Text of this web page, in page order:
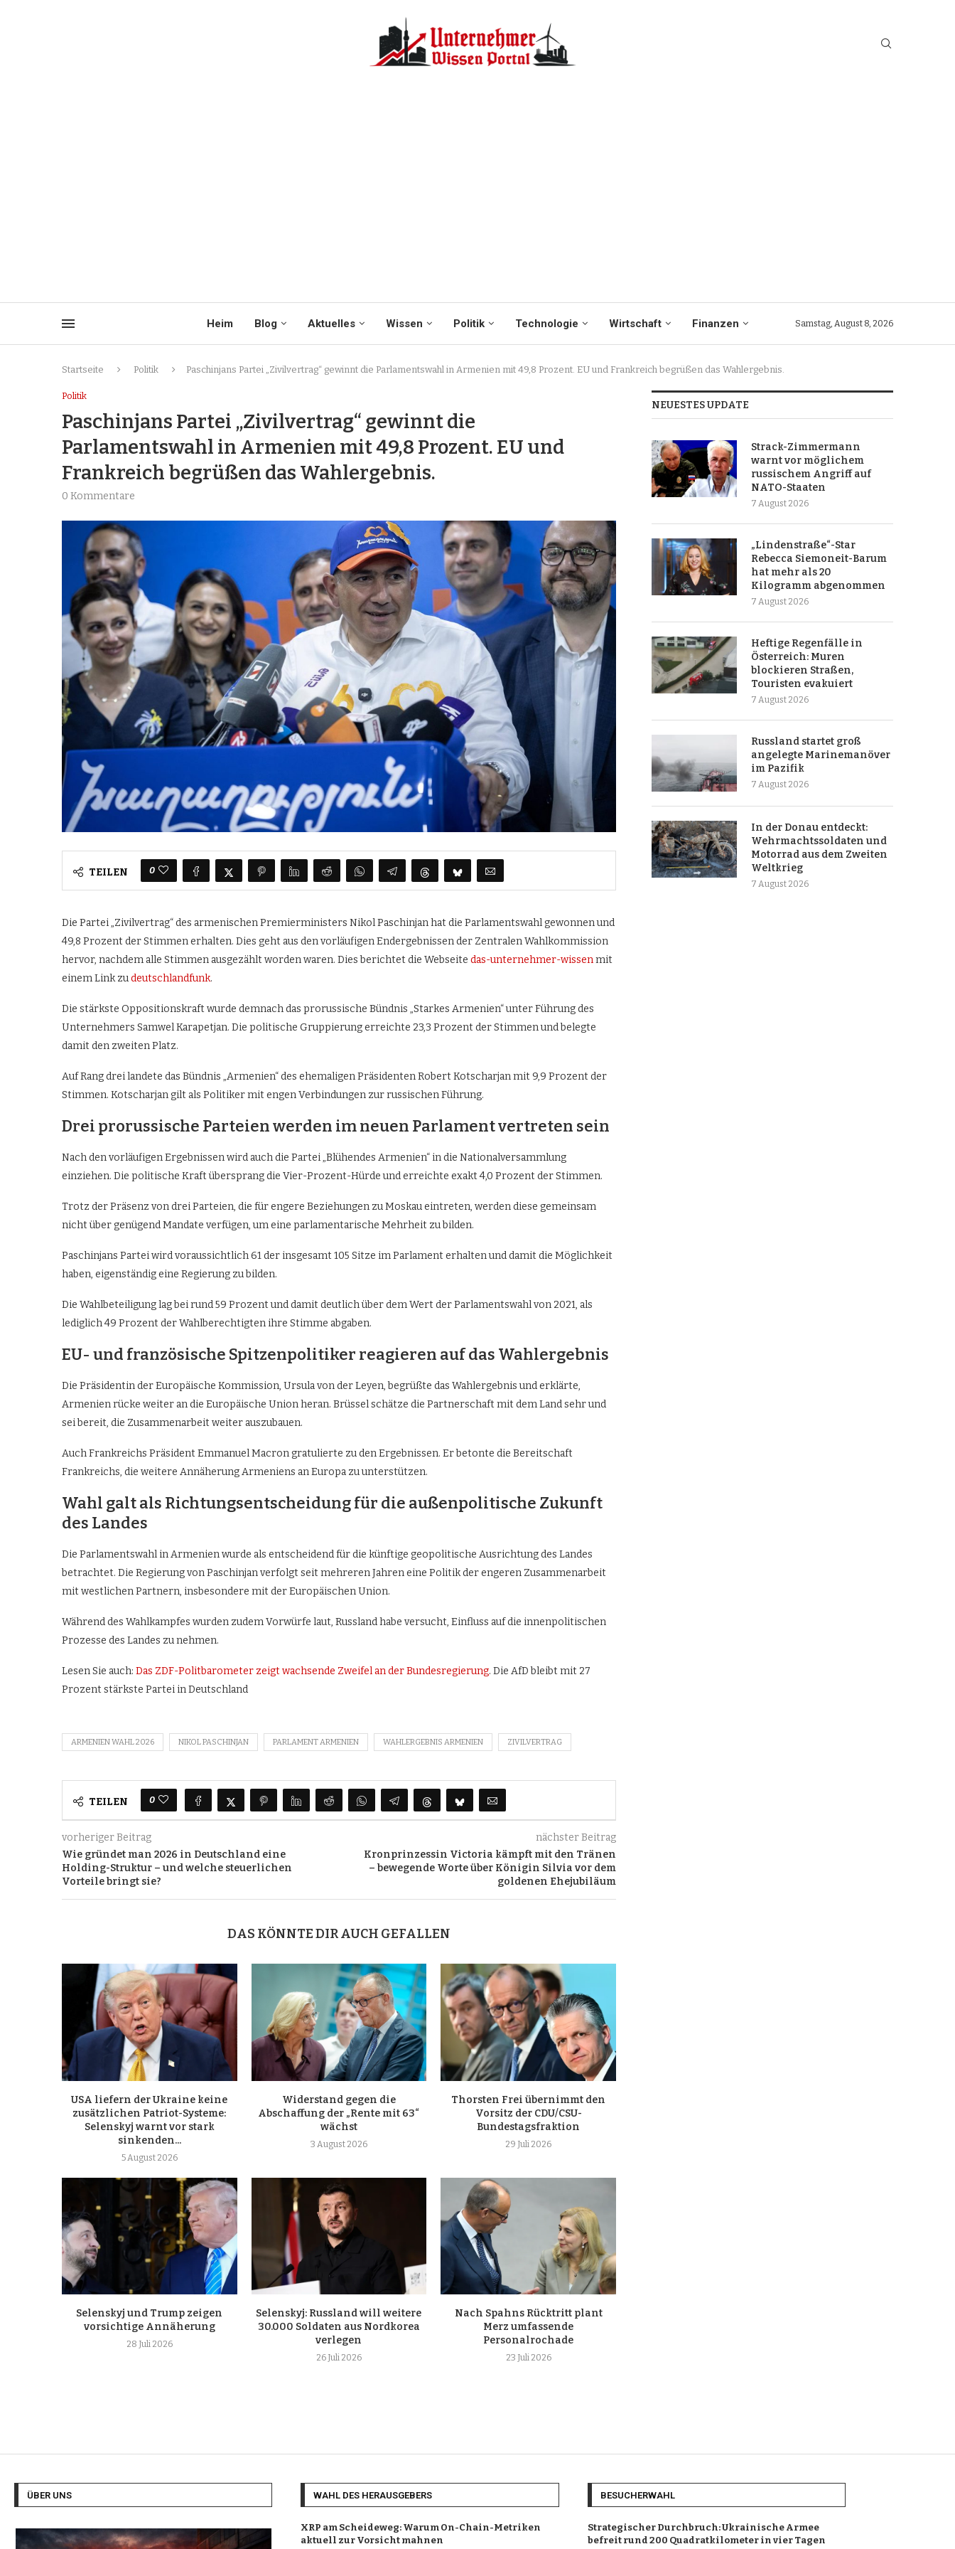
Heim Blog Aktuelles Wissen Politik Technologie Wirtschaft Finanzen Samstag, August 8, 2026
Startseite Politik Paschinjans Partei „Zivilvertrag“ gewinnt die Parlamentswahl in Armenien mit 49,8 Prozent. EU und Frankreich begrüßen das Wahlergebnis.
Politik
Paschinjans Partei „Zivilvertrag“ gewinnt die
Parlamentswahl in Armenien mit 49,8 Prozent. EU und
Frankreich begrüßen das Wahlergebnis.
0 Kommentare
TEILEN 0
Die Partei „Zivilvertrag“ des armenischen Premierministers Nikol Paschinjan hat die Parlamentswahl gewonnen und
49,8 Prozent der Stimmen erhalten. Dies geht aus den vorläufigen Endergebnissen der Zentralen Wahlkommission
hervor, nachdem alle Stimmen ausgezählt worden waren. Dies berichtet die Webseite das-unternehmer-wissenmit
einem Link zudeutschlandfunk.
Die stärkste Oppositionskraft wurde demnach das prorussische Bündnis „Starkes Armenien“ unter Führung des
Unternehmers Samwel Karapetjan. Die politische Gruppierung erreichte 23,3 Prozent der Stimmen und belegte
damit den zweiten Platz.
Auf Rang drei landete das Bündnis „Armenien“ des ehemaligen Präsidenten Robert Kotscharjan mit 9,9 Prozent der
Stimmen. Kotscharjan gilt als Politiker mit engen Verbindungen zur russischen Führung.
Drei prorussische Parteien werden im neuen Parlament vertreten sein
Nach den vorläufigen Ergebnissen wird auch die Partei „Blühendes Armenien“ in die Nationalversammlung
einziehen. Die politische Kraft übersprang die Vier-Prozent-Hürde und erreichte exakt 4,0 Prozent der Stimmen.
Trotz der Präsenz von drei Parteien, die für engere Beziehungen zu Moskau eintreten, werden diese gemeinsam
nicht über genügend Mandate verfügen, um eine parlamentarische Mehrheit zu bilden.
Paschinjans Partei wird voraussichtlich 61 der insgesamt 105 Sitze im Parlament erhalten und damit die Möglichkeit
haben, eigenständig eine Regierung zu bilden.
Die Wahlbeteiligung lag bei rund 59 Prozent und damit deutlich über dem Wert der Parlamentswahl von 2021, als
lediglich 49 Prozent der Wahlberechtigten ihre Stimme abgaben.
EU- und französische Spitzenpolitiker reagieren auf das Wahlergebnis
Die Präsidentin der Europäische Kommission, Ursula von der Leyen, begrüßte das Wahlergebnis und erklärte,
Armenien rücke weiter an die Europäische Union heran. Brüssel schätze die Partnerschaft mit dem Land sehr und
sei bereit, die Zusammenarbeit weiter auszubauen.
Auch Frankreichs Präsident Emmanuel Macron gratulierte zu den Ergebnissen. Er betonte die Bereitschaft
Frankreichs, die weitere Annäherung Armeniens an Europa zu unterstützen.
Wahl galt als Richtungsentscheidung für die außenpolitische Zukunft
des Landes
Die Parlamentswahl in Armenien wurde als entscheidend für die künftige geopolitische Ausrichtung des Landes
betrachtet. Die Regierung von Paschinjan verfolgt seit mehreren Jahren eine Politik der engeren Zusammenarbeit
mit westlichen Partnern, insbesondere mit der Europäischen Union.
Während des Wahlkampfes wurden zudem Vorwürfe laut, Russland habe versucht, Einfluss auf die innenpolitischen
Prozesse des Landes zu nehmen.
Lesen Sie auch: Das ZDF-Politbarometer zeigt wachsende Zweifel an der Bundesregierung. Die AfD bleibt mit 27
Prozent stärkste Partei in Deutschland
ARMENIEN WAHL 2026 NIKOL PASCHINJAN PARLAMENT ARMENIEN WAHLERGEBNIS ARMENIEN ZIVILVERTRAG
TEILEN 0
vorheriger Beitrag
Wie gründet man 2026 in Deutschland eine
Holding-Struktur – und welche steuerlichen
Vorteile bringt sie?
nächster Beitrag
Kronprinzessin Victoria kämpft mit den Tränen
– bewegende Worte über Königin Silvia vor dem
goldenen Ehejubiläum
DAS KÖNNTE DIR AUCH GEFALLEN
USA liefern der Ukraine keine
zusätzlichen Patriot-Systeme:
Selenskyj warnt vor stark
sinkenden...
5 August 2026
Widerstand gegen die
Abschaffung der „Rente mit 63“
wächst
3 August 2026
Thorsten Frei übernimmt den
Vorsitz der CDU/CSU-
Bundestagsfraktion
29 Juli 2026
Selenskyj und Trump zeigen
vorsichtige Annäherung
28 Juli 2026
Selenskyj: Russland will weitere
30.000 Soldaten aus Nordkorea
verlegen
26 Juli 2026
Nach Spahns Rücktritt plant
Merz umfassende
Personalrochade
23 Juli 2026
NEUESTES UPDATE
Strack-Zimmermann
warnt vor möglichem
russischem Angriff auf
NATO-Staaten
7 August 2026
„Lindenstraße“-Star
Rebecca Siemoneit-Barum
hat mehr als 20
Kilogramm abgenommen
7 August 2026
Heftige Regenfälle in
Österreich: Muren
blockieren Straßen,
Touristen evakuiert
7 August 2026
Russland startet groß
angelegte Marinemanöver
im Pazifik
7 August 2026
In der Donau entdeckt:
Wehrmachtssoldaten und
Motorrad aus dem Zweiten
Weltkrieg
7 August 2026
ÜBER UNS WAHL DES HERAUSGEBERS
XRP am Scheideweg: Warum On-Chain-Metriken
aktuell zur Vorsicht mahnen
BESUCHERWAHL
Strategischer Durchbruch: Ukrainische Armee
befreit rund 200 Quadratkilometer in vier Tagen